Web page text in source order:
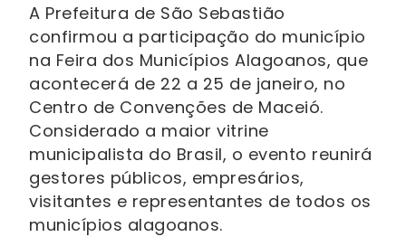
A Prefeitura de São Sebastião
confirmou a participação do município
na Feira dos Municípios Alagoanos, que
acontecerá de 22 a 25 de janeiro, no
Centro de Convenções de Maceió.
Considerado a maior vitrine
municipalista do Brasil, o evento reunirá
gestores públicos, empresários,
visitantes e representantes de todos os
municípios alagoanos.